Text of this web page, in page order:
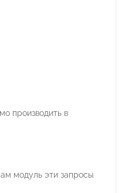
производить в
модуль эти запросы